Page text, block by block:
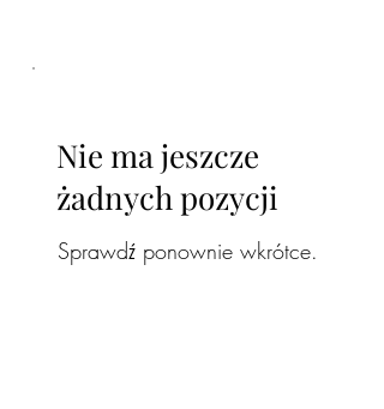
Nie ma jeszcze
żadnych pozycji
Sprawdź ponownie wkrótce.